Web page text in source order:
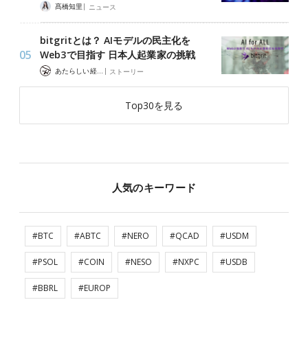
髙橋知里 | ニュース
bitgritとは？ AIモデルの民主化を
Web3で目指す 日本人起業家の挑戦
あたらしい経済 編集部 | ストーリー
Top30を見る
人気のキーワード
#BTC #ABTC #NERO #QCAD #USDM
#PSOL #COIN #NESO #NXPC #USDB
#BBRL #EUROP